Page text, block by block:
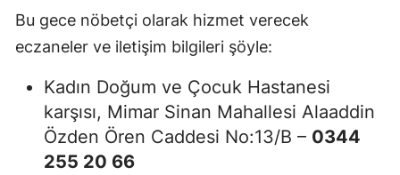
Bu gece nöbetçi olarak hizmet verecek
eczaneler ve iletişim bilgileri şöyle:
Kadın Doğum ve Çocuk Hastanesi
karşısı, Mimar Sinan Mahallesi Alaaddin
Özden Ören Caddesi No:13/B – 0344
255 20 66